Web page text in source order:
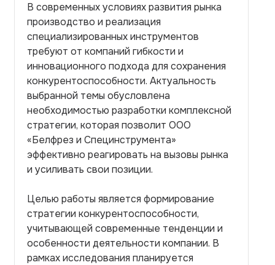
В современных условиях развития рынка
производство и реализация
специализированных инструментов
требуют от компаний гибкости и
инновационного подхода для сохранения
конкурентоспособности. Актуальность
выбранной темы обусловлена
необходимостью разработки комплексной
стратегии, которая позволит ООО
«Белфрез и Специнструмента»
эффективно реагировать на вызовы рынка
и усиливать свои позиции.
Целью работы является формирование
стратегии конкурентоспособности,
учитывающей современные тенденции и
особенности деятельности компании. В
рамках исследования планируется